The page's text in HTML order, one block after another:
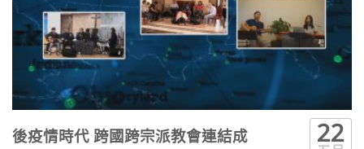
後疫情時代 跨國跨宗派教會連結成 22